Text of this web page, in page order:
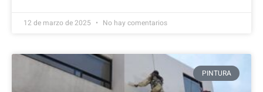
12 de marzo de 2025 No hay comentarios
PINTURA